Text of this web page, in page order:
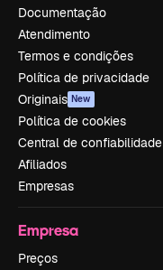
Documentação
Atendimento
Termos e condições
Política de privacidade
Originais New
Política de cookies
Central de confiabilidade
Afiliados
Empresas
Empresa
Preços